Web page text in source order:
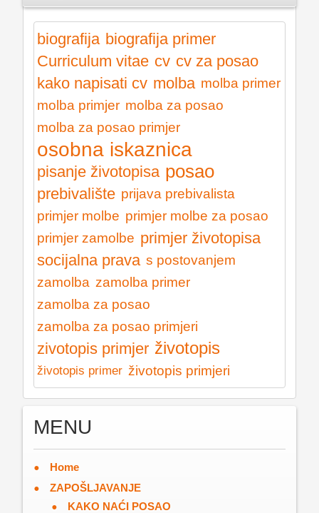
biografija biografija primer
Curriculum vitae cv cv za posao
kako napisati cv molba molba primer
molba primjer molba za posao
molba za posao primjer
osobna iskaznica
pisanje životopisa posao
prebivalište prijava prebivalista
primjer molbe primjer molbe za posao
primjer zamolbe primjer životopisa
socijalna prava s postovanjem
zamolba zamolba primer
zamolba za posao
zamolba za posao primjeri
zivotopis primjer životopis
životopis primer životopis primjeri
MENU
Home
ZAPOŠLJAVANJE
KAKO NAĆI POSAO